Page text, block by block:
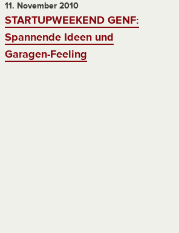
11. November 2010
STARTUPWEEKEND GENF:
Spannende Ideen und
Garagen-Feeling